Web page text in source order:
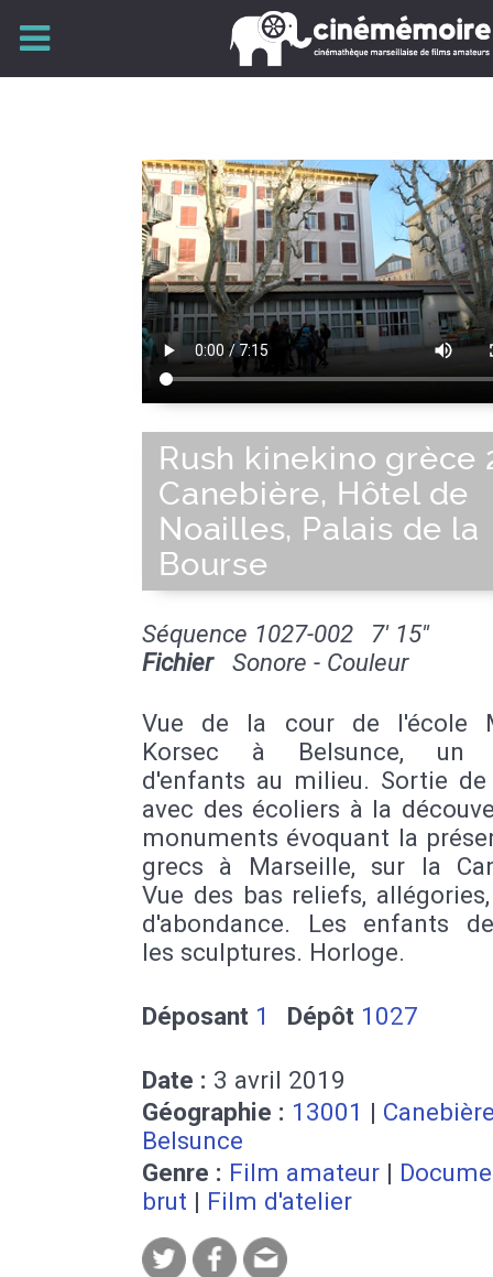
Rush kinekino grèce
Canebière, Hôtel de
Noailles, Palais de la
Bourse
Séquence 1027-002
7' 15''
FichierSonore - Couleur
Vue de la cour de l'école
Korsec à Belsunce, un
d'enfants au milieu. Sortie de
avec des écoliers à la
monuments évoquant la
grecs à Marseille, sur la
Vue des bas reliefs,
d'abondance. Les enfants
les sculptures. Horloge.
Déposant 1 Dépôt 1027
Date : 3 avril 2019
Géographie : 13001 |
Belsunce
Genre : Film amateur |
brut | Film d'atelier